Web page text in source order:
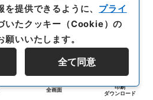
全画面
印刷
ダウンロード
提供できるように、 プライ
いたクッキー（Cookie）の
いいたします。
全て同意